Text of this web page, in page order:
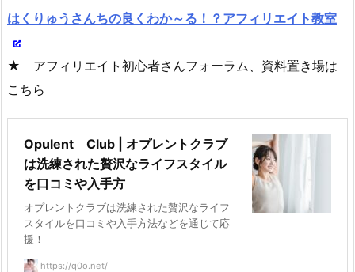
はくりゅうさんちの良くわか～る！？アフィリエイト教室
★ アフィリエイト初心者さんフォーラム、資料置き場は
こちら
Opulent Club | オプレントクラブ
は洗練された贅沢なライフスタイル
を口コミや入手方
オプレントクラブは洗練された贅沢なライフ
スタイルを口コミや入手方法などを通じて応
援！
https://q0o.net/